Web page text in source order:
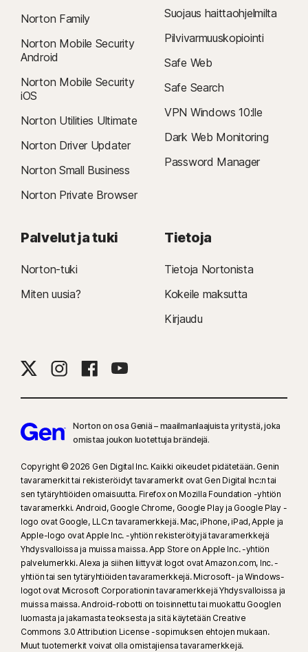
Norton Family
Norton Mobile Security
Android
Norton Mobile Security
iOS
Norton Utilities Ultimate
Norton Driver Updater
Norton Small Business
Norton Private Browser
Suojaus haittaohjelmilta
Pilvivarmuuskopiointi
Safe Web
Safe Search
VPN Windows 10:lle
Dark Web Monitoring
Password Manager
Palvelut ja tuki
Norton-tuki
Miten uusia?
Tietoja
Tietoja Nortonista
Kokeile maksutta
Kirjaudu
Norton on osa Geniä – maailmanlaajuista yritystä, joka
omistaa joukon luotettuja brändejä.​
Copyright © 2026 Gen Digital Inc. Kaikki oikeudet pidätetään. Genin
tavaramerkit tai rekisteröidyt tavaramerkit ovat Gen Digital Inc:n tai
sen tytäryhtiöiden omaisuutta. Firefox on Mozilla Foundation -yhtiön
tavaramerkki. Android, Google Chrome, Google Play ja Google Play -
logo ovat Google, LLC:n tavaramerkkejä. Mac, iPhone, iPad, Apple ja
Apple-logo ovat Apple Inc. -yhtiön rekisteröityjä tavaramerkkejä
Yhdysvalloissa ja muissa maissa. App Store on Apple Inc. -yhtiön
palvelumerkki. Alexa ja siihen liittyvät logot ovat Amazon.com, Inc. -
yhtiön tai sen tytäryhtiöiden tavaramerkkejä. Microsoft- ja Windows-
logot ovat Microsoft Corporationin tavaramerkkejä Yhdysvalloissa ja
muissa maissa. Android-robotti on toisinnettu tai muokattu Googlen
luomasta ja jakamasta teoksesta ja sitä käytetään Creative
Commons 3.0 Attribution License -sopimuksen ehtojen mukaan.
Muut tuotemerkit voivat olla omistajiensa tavaramerkkejä.